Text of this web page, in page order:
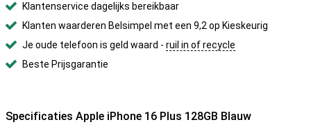
Klantenservice dagelijks bereikbaar
Klanten waarderen Belsimpel met een 9,2 op Kieskeurig
Je oude telefoon is geld waard - ruil in of recycle
Beste Prijsgarantie
Specificaties Apple iPhone 16 Plus 128GB Blauw